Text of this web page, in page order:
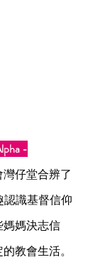
-
仔堂合辨了
認識基督信仰
媽決志信
教會生活。